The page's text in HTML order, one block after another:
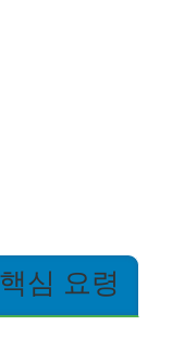
심 요령